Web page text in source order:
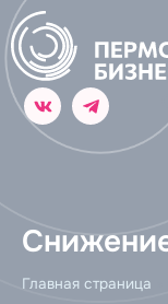
Главная страница